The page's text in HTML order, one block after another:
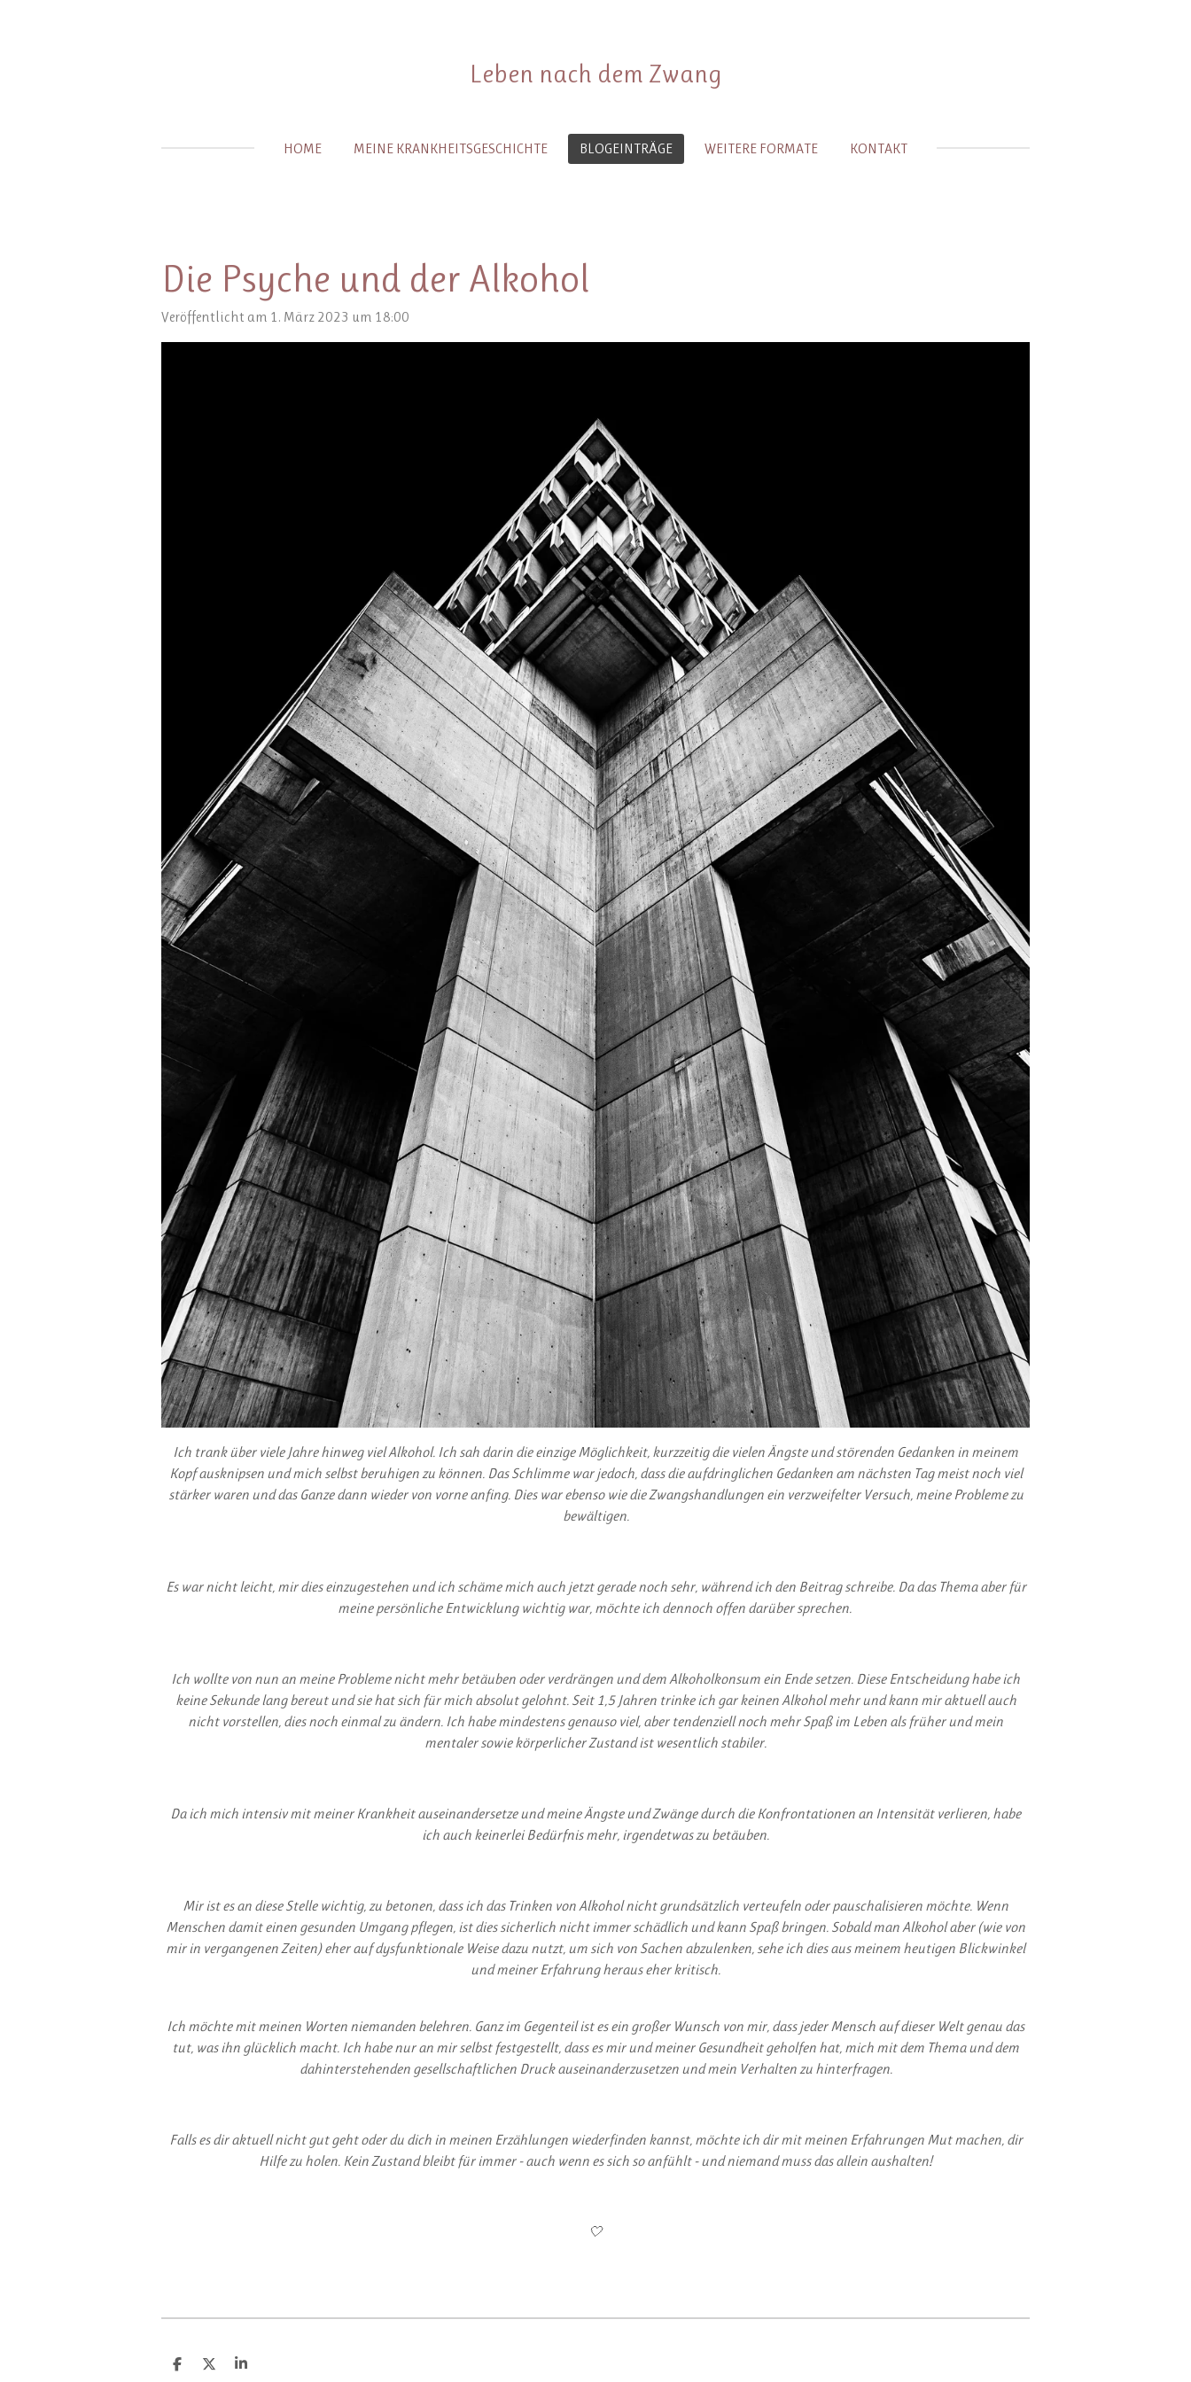
Leben nach dem Zwang
HOME MEINE KRANKHEITSGESCHICHTE BLOGEINTRÄGE WEITERE FORMATE KONTAKT
Die Psyche und der Alkohol
Veröffentlicht am 1. März 2023 um 18:00
Ich trank über viele Jahre hinweg viel Alkohol. Ich sah darin die einzige Möglichkeit, kurzzeitig die vielen Ängste und störenden Gedanken in meinem
Kopf ausknipsen und mich selbst beruhigen zu können. Das Schlimme war jedoch, dass die aufdringlichen Gedanken am nächsten Tag meist noch viel
stärker waren und das Ganze dann wieder von vorne anfing. Dies war ebenso wie die Zwangshandlungen ein verzweifelter Versuch, meine Probleme zu
bewältigen.
Es war nicht leicht, mir dies einzugestehen und ich schäme mich auch jetzt gerade noch sehr, während ich den Beitrag schreibe. Da das Thema aber für
meine persönliche Entwicklung wichtig war, möchte ich dennoch offen darüber sprechen.
Ich wollte von nun an meine Probleme nicht mehr betäuben oder verdrängen und dem Alkoholkonsum ein Ende setzen. Diese Entscheidung habe ich
keine Sekunde lang bereut und sie hat sich für mich absolut gelohnt. Seit 1,5 Jahren trinke ich gar keinen Alkohol mehr und kann mir aktuell auch
nicht vorstellen, dies noch einmal zu ändern. Ich habe mindestens genauso viel, aber tendenziell noch mehr Spaß im Leben als früher und mein
mentaler sowie körperlicher Zustand ist wesentlich stabiler.
Da ich mich intensiv mit meiner Krankheit auseinandersetze und meine Ängste und Zwänge durch die Konfrontationen an Intensität verlieren, habe
ich auch keinerlei Bedürfnis mehr, irgendetwas zu betäuben.
Mir ist es an diese Stelle wichtig, zu betonen, dass ich das Trinken von Alkohol nicht grundsätzlich verteufeln oder pauschalisieren möchte. Wenn
Menschen damit einen gesunden Umgang pflegen, ist dies sicherlich nicht immer schädlich und kann Spaß bringen. Sobald man Alkohol aber (wie von
mir in vergangenen Zeiten) eher auf dysfunktionale Weise dazu nutzt, um sich von Sachen abzulenken, sehe ich dies aus meinem heutigen Blickwinkel
und meiner Erfahrung heraus eher kritisch.
Ich möchte mit meinen Worten niemanden belehren. Ganz im Gegenteil ist es ein großer Wunsch von mir, dass jeder Mensch auf dieser Welt genau das
tut, was ihn glücklich macht. Ich habe nur an mir selbst festgestellt, dass es mir und meiner Gesundheit geholfen hat, mich mit dem Thema und dem
dahinterstehenden gesellschaftlichen Druck auseinanderzusetzen und mein Verhalten zu hinterfragen.
Falls es dir aktuell nicht gut geht oder du dich in meinen Erzählungen wiederfinden kannst, möchte ich dir mit meinen Erfahrungen Mut machen, dir
Hilfe zu holen. Kein Zustand bleibt für immer - auch wenn es sich so anfühlt - und niemand muss das allein aushalten!
🤍
T
T
T